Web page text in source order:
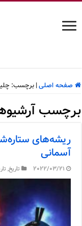
صفحه اصلی| برچسب:
برچسب
ریشه‌های
آسمانی
2022/03/21 تاریخ,